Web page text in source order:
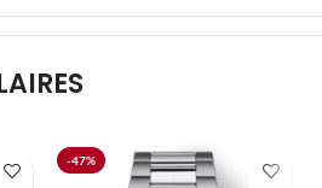
-47%